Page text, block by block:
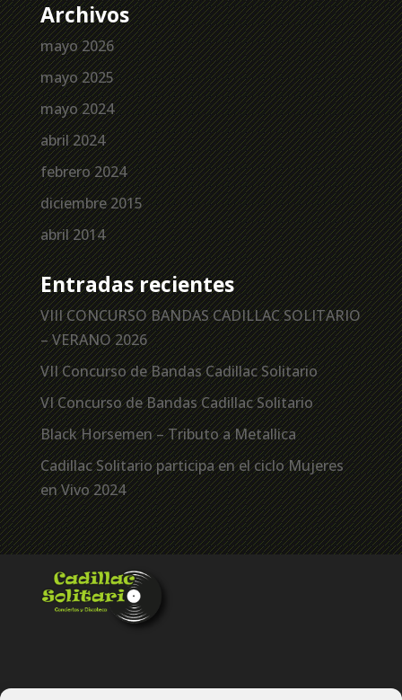
Archivos
mayo 2026
mayo 2025
mayo 2024
abril 2024
febrero 2024
diciembre 2015
abril 2014
Entradas recientes
VIII CONCURSO BANDAS CADILLAC SOLITARIO
– VERANO 2026
VII Concurso de Bandas Cadillac Solitario
VI Concurso de Bandas Cadillac Solitario
Black Horsemen – Tributo a Metallica
Cadillac Solitario participa en el ciclo Mujeres
en Vivo 2024